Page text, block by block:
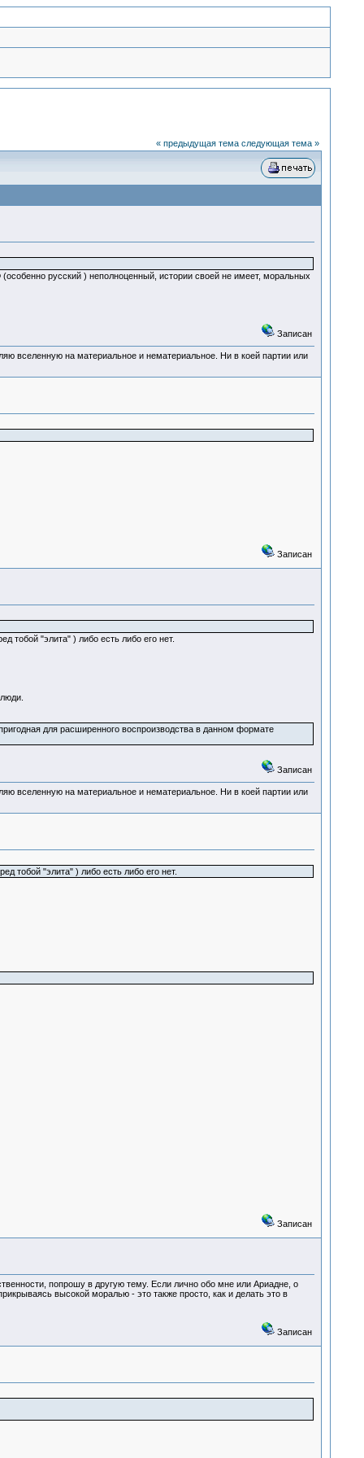
« предыдущая тема следующая тема »
русский ) неполноценный, истории своей не имеет, моральных
Записан
вселенную на материальное и нематериальное. Ни в коей партии или
Записан
тобой "элита" ) либо есть либо его нет.
для расширенного воспроизводства в данном формате
Записан
вселенную на материальное и нематериальное. Ни в коей партии или
тобой "элита" ) либо есть либо его нет.
Записан
попрошу в другую тему. Если лично обо мне или Ариадне, о
высокой моралью - это также просто, как и делать это в
Записан